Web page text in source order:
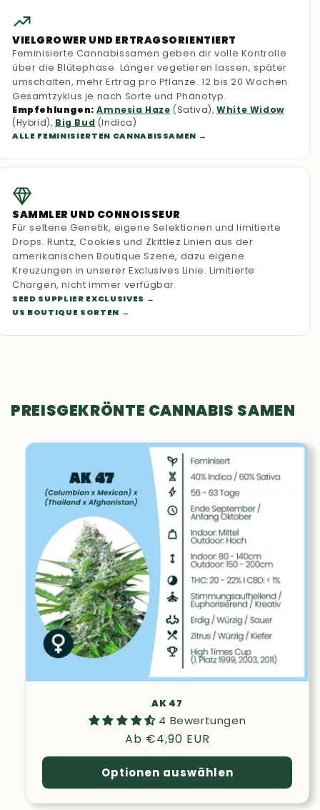
VIELGROWER UND ERTRAGSORIENTIERT
Feminisierte Cannabissamen geben dir volle Kontrolle
über die Blütephase. Länger vegetieren lassen, später
umschalten, mehr Ertrag pro Pflanze. 12 bis 20 Wochen
Gesamtzyklus je nach Sorte und Phänotyp.
Empfehlungen: Amnesia Haze (Sativa),White Widow
(Hybrid), Big Bud (Indica)
ALLE FEMINISIERTEN CANNABISSAMEN
SAMMLER UND CONNOISSEUR
Für seltene Genetik, eigene Selektionen und limitierte
Drops. Runtz, Cookies und Zkittlez Linien aus der
amerikanischen Boutique Szene, dazu eigene
Kreuzungen in unserer Exclusives Linie. Limitierte
Chargen, nicht immer verfügbar.
SEED SUPPLIER EXCLUSIVES
US BOUTIQUE SORTEN
PREISGEKRÖNTE CANNABIS SAMEN
AK 47
4 Bewertungen
Normaler
Preis
Ab €4,90 EUR
Optionen auswählen